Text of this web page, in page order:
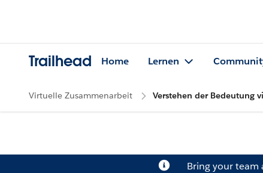
Trailhead Home Lernen
Virtuelle Zusammenarbeit Verstehen der Bedeutung
Bring your team